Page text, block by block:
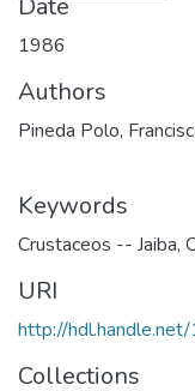
1986
Authors
Pineda Polo,
Keywords
Crustaceos -- Jaiba,
URI
http://
Collections